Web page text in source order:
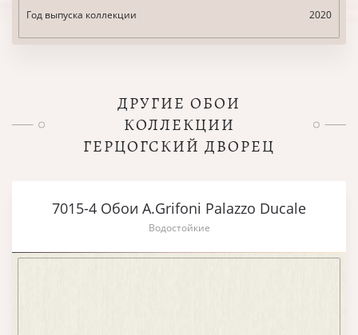
Год выпуска коллекции 2020
ДРУГИЕ ОБОИ
КОЛЛЕКЦИИ
ГЕРЦОГСКИЙ ДВОРЕЦ
7015-4 Обои A.Grifoni Palazzo Ducale
Водостойкие